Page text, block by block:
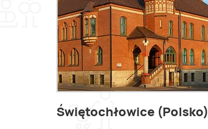
Świętochłowice (Polsko)